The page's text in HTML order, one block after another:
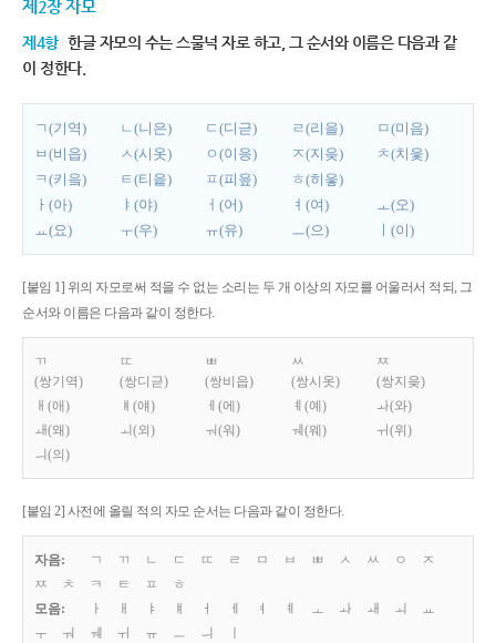
제2장 자모
제4항 한글 자모의 수는 스물넉 자로 하고, 그 순서와 이름은 다음과 같
이 정한다.
ㄱ(기역) ㄴ(니은) ㄷ(디귿) ㄹ(리을)
ㅁ(미음)
ㅂ(비읍)
ㅅ(시옷) ㅇ(이응) ㅈ(지읒)
ㅊ(치읓)
ㅋ(키읔)
ㅌ(티읕) ㅍ(피읖)
ㅎ(히읗)
ㅏ(아)
ㅑ(야) ㅓ(어) ㅕ(여)
ㅗ(오)
ㅛ(요)
ㅜ(우) ㅠ(유) ㅡ(으) ㅣ(이)
[붙임 1] 위의 자모로써 적을 수 없는 소리는 두 개 이상의 자모를 어울러서 적되, 그
순서와 이름은 다음과 같이 정한다.
ㄲ
(쌍기역)
ㄸ
(쌍디귿)
ㅃ
(쌍비읍)
ㅆ
(쌍시옷)
ㅉ
(쌍지읒)
ㅐ(애)
ㅒ(얘) ㅔ(에) ㅖ(예)
ㅘ(와)
ㅙ(왜)
ㅚ(외) ㅝ(워) ㅞ(웨)
ㅟ(위)
ㅢ(의)
[붙임 2] 사전에 올릴 적의 자모 순서는 다음과 같이 정한다.
자음: ㄱ ㄲ ㄴ ㄷ ㄸ ㄹ ㅁ ㅂ ㅃ ㅅ ㅆ ㅇ
ㅈ
ㅉ
ㅊ ㅋ ㅌ ㅍ
ㅎ
모음:
ㅏ ㅐ ㅑ ㅒ ㅓ ㅔ ㅕ ㅖ ㅗ ㅘ ㅙ ㅚ
ㅛ
ㅜ
ㅝ ㅞ ㅟ ㅠ ㅡ ㅢ